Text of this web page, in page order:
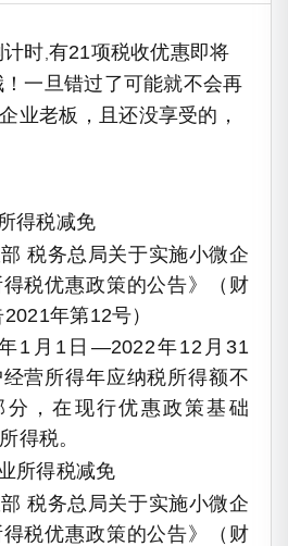
时 有21项税收优惠即将
一旦错过了可能就不会再
业老板，且还没享受的，
得税减免
税务总局关于实施小微企
税优惠政策的公告》（财
年第12号）
1月1日—2022年12月31
营所得年应纳税所得额不
分，在现行优惠政策基础
得税。
所得税减免
税务总局关于实施小微企
税优惠政策的公告》（财